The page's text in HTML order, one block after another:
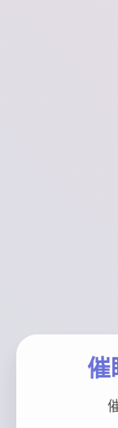
催